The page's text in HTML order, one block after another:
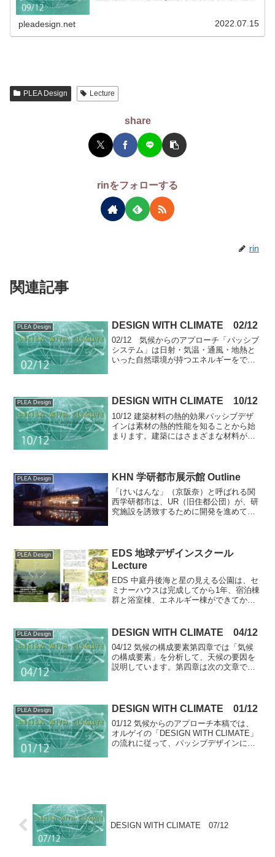
pleadesign.net 2022.07.15
PLEA Design Lecture
share
rinをフォローする
rin
関連記事
PLEA Design DESIGN WITH CLIMATE 02/12
02/12 気候からのアプローチ「パッシブ
システム」は日射・気温・通風・地熱と
いった自然環境が持つエネルギーをでき
立循環型住宅」のマ...
PLEA Design DESIGN WITH CLIMATE 10/12
10/12 建築材料の熱的効果パッシブデザ
インは素材の熱的性能を知ることから始
まります。建築にはさまざまな材料が使
されてきました。要...
PLEA Design KHN 学研都市展示館 Outline
「けいはんな」（京阪奈）と呼ばれる関
西学研都市は、UR（旧住都公団）が、研
究施設を誘致するために開発を進めてき
生を謳っていた住都公団...
PLEA Design
EDS 地球デザインスクール
Lecture
EDS 中庭丹後海と星の見える公園は、セ
ミナーハウスは完成してから1年、宿泊棟
群と浴室棟、エネルギー棟ができてから
れば、滞在型の環境学習プログラムをサ
PLEA Design DESIGN WITH CLIMATE 04/12
04/12 気候の構成要素第四章では「気候
の構成要素」を分析して、天候の要因を
説明しています。第四章は次の文章では
PLEA Design DESIGN WITH CLIMATE 01/12
01/12 気候からのアプローチ本稿では、
オルゲイの「DESIGN WITH CLIMATE」
の流れに従って、パッシブデザインにつ
DESIGN WITH CLIMATE 07/12